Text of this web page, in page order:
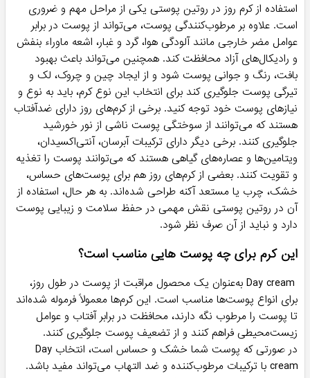
استفاده از کرم روز در روتین پوستی یکی از مراحل مهم و ضروری
است. علاوه بر مرطوب‌کنندگی پوست، می‌تواند از پوست در برابر
عوامل مضر خارجی مانند آلودگی هوا، گرد و غبار، اشعه ماوراء بنفش
و رادیکال‌های آزاد محافظت کند. همچنین می‌تواند باعث بهبود
بافت، رنگ و جوانی پوست شود و از ایجاد چین و چروک، لک و
تیرگی پوست جلوگیری کند برای انتخاب این نوع کرم، باید به نوع و
نیازهای پوست خود توجه کنید. برخی از کرم‌های روز دارای ضدآفتاب
هستند که می‌توانند از سوختگی پوست ناشی از نور خورشید
جلوگیری کنند. برخی دیگر دارای ترکیبات آبرسان، آنتی‌اکسیدان،
ویتامین‌ها و عصاره‌های گیاهی هستند که می‌توانند پوست را تغذیه
و تقویت کنند. بعضی از کرم‌های روز هم برای پوست‌های حساس،
خشک، چرب یا مستعد آکنه طراحی شده‌اند. به هر حال، استفاده از
آن در روتین پوستی نقش مهمی در حفظ سلامت و زیبایی پوست
دارد و نباید از آن صرف نظر شود.
این کرم برای چه پوست هایی مناسب است؟
Day cream به‌عنوان یک محصول مراقبت از پوست در طول روز،
برای انواع پوست‌ها مناسب است. این کرم‌ها معمولاً فرموله شده‌اند
تا پوست را مرطوب نگه دارند، محافظت در برابر آفتاب و عوامل
زیست‌محیطی فراهم کنند و از تضعیف پوست جلوگیری کنند.
در صورتی که پوست شما خشک و حساس است، انتخاب Day
cream با ترکیبات مرطوب‌کننده و ضد التهاب می‌تواند مفید باشد.